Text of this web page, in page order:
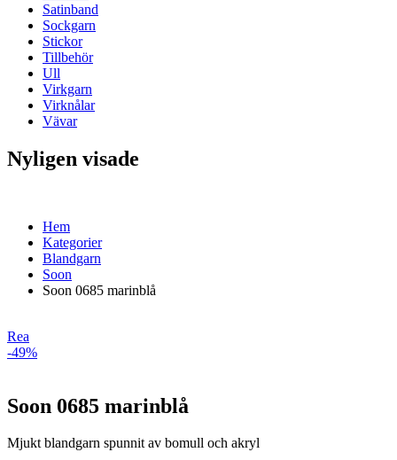
Satinband
Sockgarn
Stickor
Tillbehör
Ull
Virkgarn
Virknålar
Vävar
Nyligen visade
Hem
Kategorier
Blandgarn
Soon
Soon 0685 marinblå
Rea
-49%
Soon 0685 marinblå
Mjukt blandgarn spunnit av bomull och akryl